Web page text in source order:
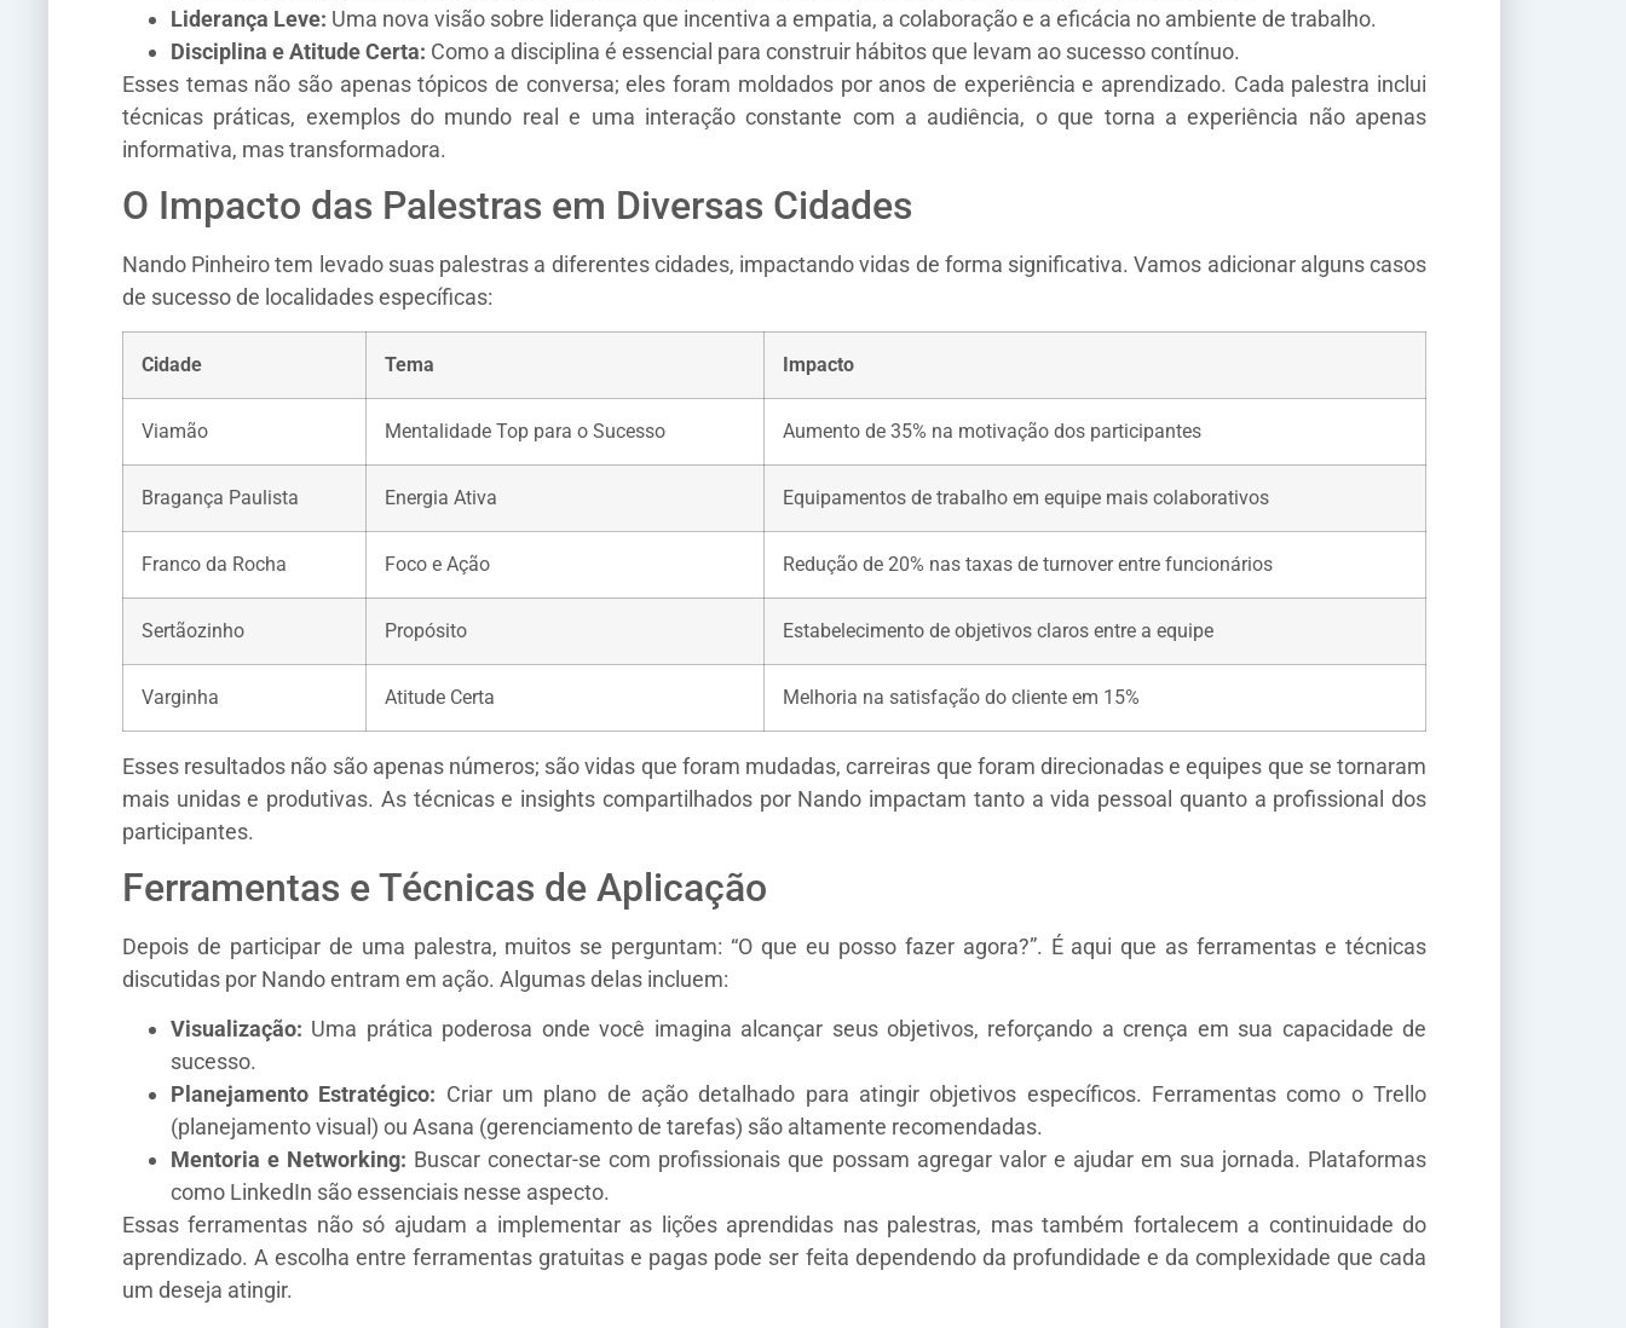
Liderança Leve: Uma nova visão sobre liderança que incentiva a empatia, a colaboração e a eficácia no ambiente de trabalho.
Disciplina e Atitude Certa: Como a disciplina é essencial para construir hábitos que levam ao sucesso contínuo.
Esses temas não são apenas tópicos de conversa; eles foram moldados por anos de experiência e aprendizado. Cada palestra inclui
técnicas práticas, exemplos do mundo real e uma interação constante com a audiência, o que torna a experiência não apenas
informativa, mas transformadora.
O Impacto das Palestras em Diversas Cidades
Nando Pinheiro tem levado suas palestras a diferentes cidades, impactando vidas de forma significativa. Vamos adicionar alguns casos
de sucesso de localidades específicas:
Cidade Tema Impacto
Viamão Mentalidade Top para o Sucesso Aumento de 35% na motivação dos participantes
Bragança Paulista Energia Ativa Equipamentos de trabalho em equipe mais colaborativos
Franco da Rocha Foco e Ação Redução de 20% nas taxas de turnover entre funcionários
Sertãozinho Propósito Estabelecimento de objetivos claros entre a equipe
Varginha Atitude Certa Melhoria na satisfação do cliente em 15%
Esses resultados não são apenas números; são vidas que foram mudadas, carreiras que foram direcionadas e equipes que se tornaram
mais unidas e produtivas. As técnicas e insights compartilhados por Nando impactam tanto a vida pessoal quanto a profissional dos
participantes.
Ferramentas e Técnicas de Aplicação
Depois de participar de uma palestra, muitos se perguntam: “O que eu posso fazer agora?”. É aqui que as ferramentas e técnicas
discutidas por Nando entram em ação. Algumas delas incluem:
Visualização: Uma prática poderosa onde você imagina alcançar seus objetivos, reforçando a crença em sua capacidade de
sucesso.
Planejamento Estratégico: Criar um plano de ação detalhado para atingir objetivos específicos. Ferramentas como o Trello
(planejamento visual) ou Asana (gerenciamento de tarefas) são altamente recomendadas.
Mentoria e Networking: Buscar conectar-se com profissionais que possam agregar valor e ajudar em sua jornada. Plataformas
como LinkedIn são essenciais nesse aspecto.
Essas ferramentas não só ajudam a implementar as lições aprendidas nas palestras, mas também fortalecem a continuidade do
aprendizado. A escolha entre ferramentas gratuitas e pagas pode ser feita dependendo da profundidade e da complexidade que cada
um deseja atingir.